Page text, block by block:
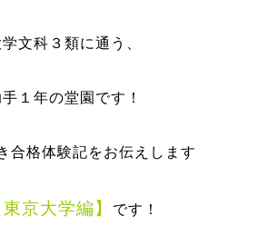
文科３類に通う、
１年の堂園です！
合格体験記をお伝えします
東京大学編】 です！